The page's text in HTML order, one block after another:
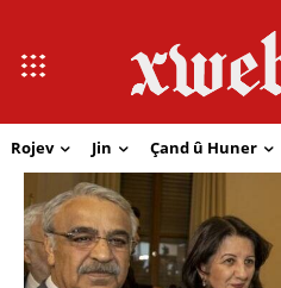
Rojev Jin Çand û Huner